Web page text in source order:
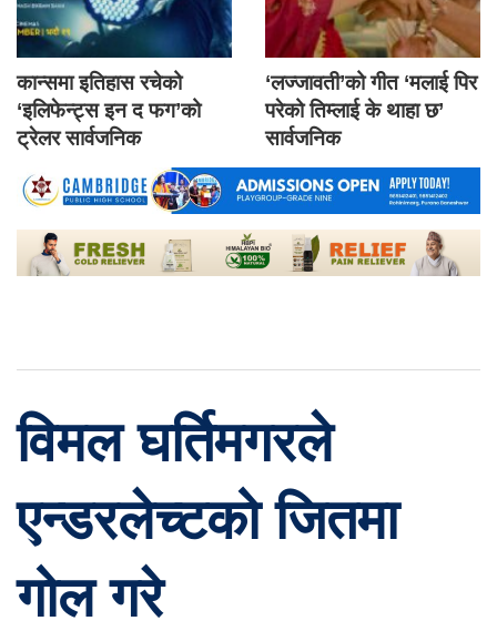
कान्समा इतिहास रचेको
‘इलिफेन्ट्स इन द फग’को
ट्रेलर सार्वजनिक
‘लज्जावती’को गीत ‘मलाई पिर
परेको तिम्लाई के थाहा छ’
सार्वजनिक
विमल घर्तिमगरले
एन्डरलेच्टको जितमा
गोल गरे